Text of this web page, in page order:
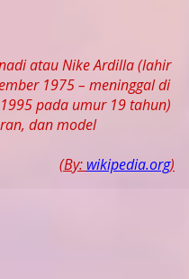
atau Nike Ardilla (lahir
1975 – meninggal di
pada umur 19 tahun)
dan model
(By: wikipedia.org)